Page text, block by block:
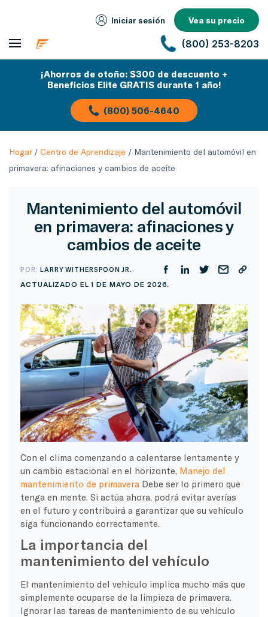
Iniciar sesión Vea su precio
(800) 253-8203
¡Ahorros de otoño: $300 de descuento +
Beneficios Elite GRATIS durante 1 año!
(800) 506-4640
Hogar/ Centro de Aprendizaje / Mantenimiento del automóvil en
primavera: afinaciones y cambios de aceite
Mantenimiento del automóvil
en primavera: afinaciones y
cambios de aceite
POR:LARRY WITHERSPOON JR.
ACTUALIZADO EL 1 DE MAYO DE 2026.
Con el clima comenzando a calentarse lentamente y
un cambio estacional en el horizonte, Manejo del
mantenimiento de primavera Debe ser lo primero que
tenga en mente. Si actúa ahora, podrá evitar averías
en el futuro y contribuirá a garantizar que su vehículo
siga funcionando correctamente.
La importancia del
mantenimiento del vehículo
El mantenimiento del vehículo implica mucho más que
simplemente ocuparse de la limpieza de primavera.
Ignorar las tareas de mantenimiento de su vehículo